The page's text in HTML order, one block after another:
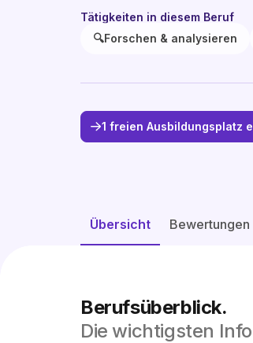
Tätigkeiten in diesem Beruf
🔍Forschen & analysieren
1 freien Ausbildungsplatz
Übersicht Bewertungen
Berufsüberblick.
Die wichtigsten